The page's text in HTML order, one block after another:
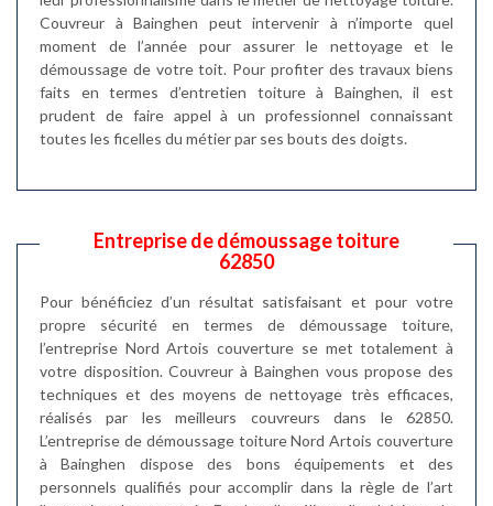
Couvreur à Bainghen peut intervenir à n’importe quel
moment de l’année pour assurer le nettoyage et le
démoussage de votre toit. Pour profiter des travaux biens
faits en termes d’entretien toiture à Bainghen, il est
prudent de faire appel à un professionnel connaissant
toutes les ficelles du métier par ses bouts des doigts.
Entreprise de démoussage toiture
62850
Pour bénéficiez d’un résultat satisfaisant et pour votre
propre sécurité en termes de démoussage toiture,
l’entreprise Nord Artois couverture se met totalement à
votre disposition. Couvreur à Bainghen vous propose des
techniques et des moyens de nettoyage très efficaces,
réalisés par les meilleurs couvreurs dans le 62850.
L’entreprise de démoussage toiture Nord Artois couverture
à Bainghen dispose des bons équipements et des
personnels qualifiés pour accomplir dans la règle de l’art